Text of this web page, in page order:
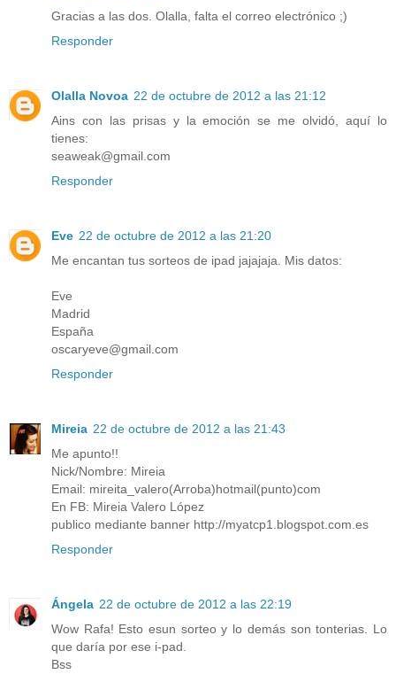
Gracias a las dos. Olalla, falta el correo electrónico ;)
Responder
Olalla Novoa 22 de octubre de 2012 a las 21:12
Ains con las prisas y la emoción se me olvidó, aquí lo
tienes:
seaweak@gmail.com
Responder
Eve 22 de octubre de 2012 a las 21:20
Me encantan tus sorteos de ipad jajajaja. Mis datos:
Eve
Madrid
España
oscaryeve@gmail.com
Responder
Mireia 22 de octubre de 2012 a las 21:43
Me apunto!!
Nick/Nombre: Mireia
Email: mireita_valero(Arroba)hotmail(punto)com
En FB: Mireia Valero López
publico mediante banner http://myatcp1.blogspot.com.es
Responder
Ángela 22 de octubre de 2012 a las 22:19
Wow Rafa! Esto esun sorteo y lo demás son tonterias. Lo
que daría por ese i-pad.
Bss